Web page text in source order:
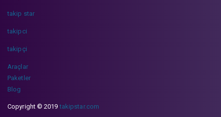
takip star
takipci
takipçi
Araçlar
Paketler
Blog
Copyright © 2019takipstar.com